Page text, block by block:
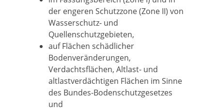
der engeren Schutzzone (Zone II) von
Wasserschutz- und
Quellenschutzgebieten,
auf Flächen schädlicher
Bodenveränderungen,
Verdachtsflächen, Altlast- und
altlastverdächtigen Flächen im Sinne
des Bundes-Bodenschutzgesetzes
und